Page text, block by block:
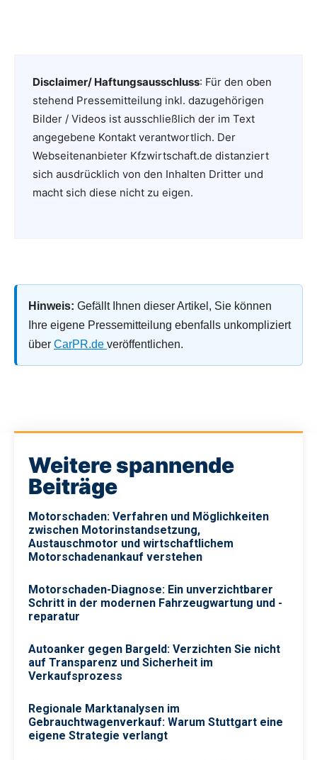
Disclaimer/ Haftungsausschluss: Für den oben
stehend Pressemitteilung inkl. dazugehörigen
Bilder / Videos ist ausschließlich der im Text
angegebene Kontakt verantwortlich. Der
Webseitenanbieter Kfzwirtschaft.de distanziert
sich ausdrücklich von den Inhalten Dritter und
macht sich diese nicht zu eigen.
Hinweis: Gefällt Ihnen dieser Artikel, Sie können
Ihre eigene Pressemitteilung ebenfalls unkompliziert
über CarPR.de veröffentlichen.
Weitere spannende
Beiträge
Motorschaden: Verfahren und Möglichkeiten
zwischen Motorinstandsetzung,
Austauschmotor und wirtschaftlichem
Motorschadenankauf verstehen
Motorschaden-Diagnose: Ein unverzichtbarer
Schritt in der modernen Fahrzeugwartung und -
reparatur
Autoanker gegen Bargeld: Verzichten Sie nicht
auf Transparenz und Sicherheit im
Verkaufsprozess
Regionale Marktanalysen im
Gebrauchtwagenverkauf: Warum Stuttgart eine
eigene Strategie verlangt